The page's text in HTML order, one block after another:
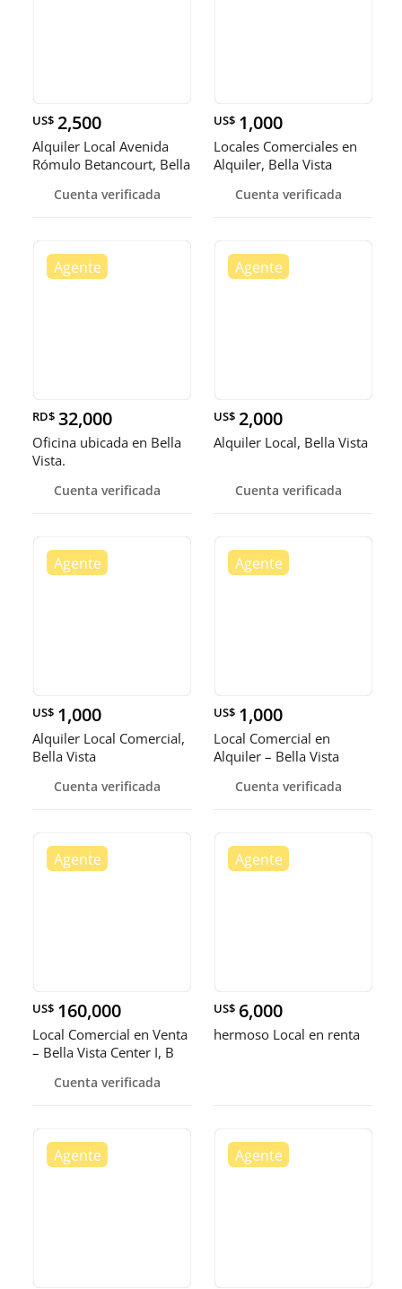
US$ 2,500
Alquiler Local Avenida
Rómulo Betancourt, Bella
Cuenta verificada
US$ 1,000
Locales Comerciales en
Alquiler, Bella Vista
Cuenta verificada
RD$ 32,000
Oficina ubicada en Bella
Vista.
Cuenta verificada
US$ 2,000
Alquiler Local, Bella Vista
Cuenta verificada
US$ 1,000
Alquiler Local Comercial,
Bella Vista
Cuenta verificada
US$ 1,000
Local Comercial en
Alquiler – Bella Vista
Cuenta verificada
US$ 160,000
Local Comercial en Venta
– Bella Vista Center I, B
Cuenta verificada
US$ 6,000
hermoso Local en renta